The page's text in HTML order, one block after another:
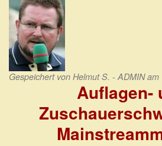
Gespeichert von Helmut S. - ADMINam
Auflagen-